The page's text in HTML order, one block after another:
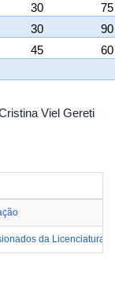
30
75
30
90
45 60
Viel Gereti
da Licenciatura